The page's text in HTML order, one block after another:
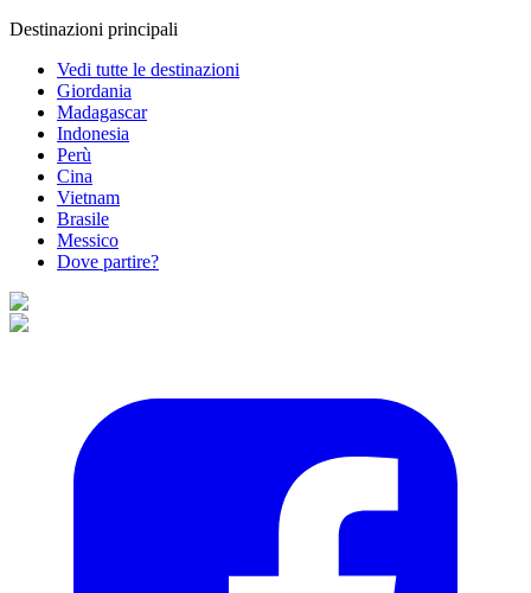
Destinazioni principali
Vedi tutte le destinazioni
Giordania
Madagascar
Indonesia
Perù
Cina
Vietnam
Brasile
Messico
Dove partire?